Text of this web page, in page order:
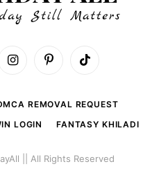
InstagramPinterestTikTok
REMOVAL REQUEST
LOGIN FANTASY KHILADI
|| All Rights Reserved